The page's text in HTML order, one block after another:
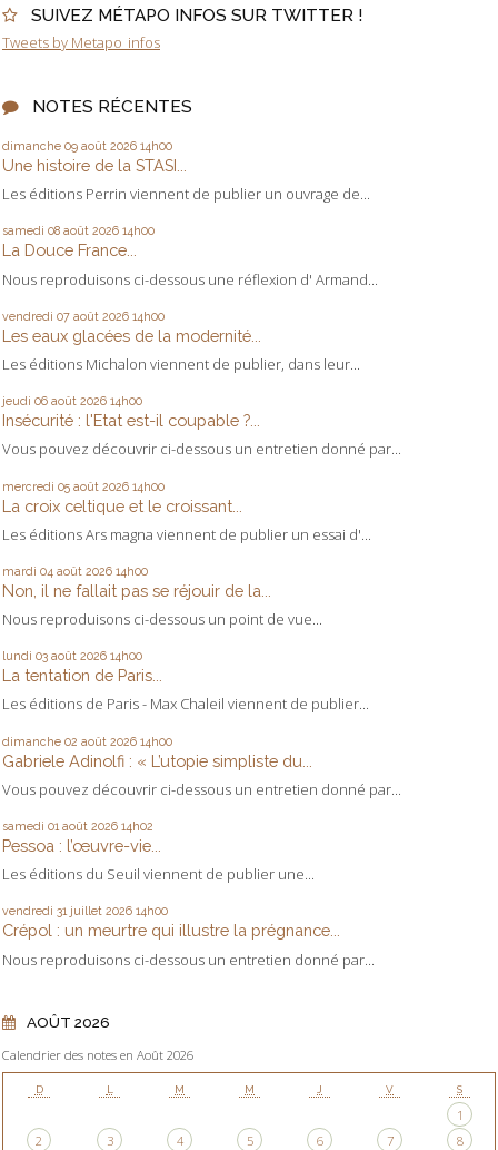
SUIVEZ MÉTAPO INFOS SUR TWITTER !
Tweets by Metapo_infos
NOTES RÉCENTES
dimanche 09 août 2026 14h00
Une histoire de la STASI...
Les éditions Perrin viennent de publier un ouvrage de...
samedi 08 août 2026 14h00
La Douce France...
Nous reproduisons ci-dessous une réflexion d' Armand...
vendredi 07 août 2026 14h00
Les eaux glacées de la modernité...
Les éditions Michalon viennent de publier, dans leur...
jeudi 06 août 2026 14h00
Insécurité : l'Etat est-il coupable ?...
Vous pouvez découvrir ci-dessous un entretien donné par...
mercredi 05 août 2026 14h00
La croix celtique et le croissant...
Les éditions Ars magna viennent de publier un essai d'...
mardi 04 août 2026 14h00
Non, il ne fallait pas se réjouir de la...
Nous reproduisons ci-dessous un point de vue...
lundi 03 août 2026 14h00
La tentation de Paris...
Les éditions de Paris - Max Chaleil viennent de publier...
dimanche 02 août 2026 14h00
Gabriele Adinolfi : « L’utopie simpliste du...
Vous pouvez découvrir ci-dessous un entretien donné par...
samedi 01 août 2026 14h02
Pessoa : l’œuvre-vie...
Les éditions du Seuil viennent de publier une...
vendredi 31 juillet 2026 14h00
Crépol : un meurtre qui illustre la prégnance...
Nous reproduisons ci-dessous un entretien donné par...
AOÛT 2026
Calendrier des notes en Août 2026
D L M M J V S
1
2
3 4 5 6 7
8